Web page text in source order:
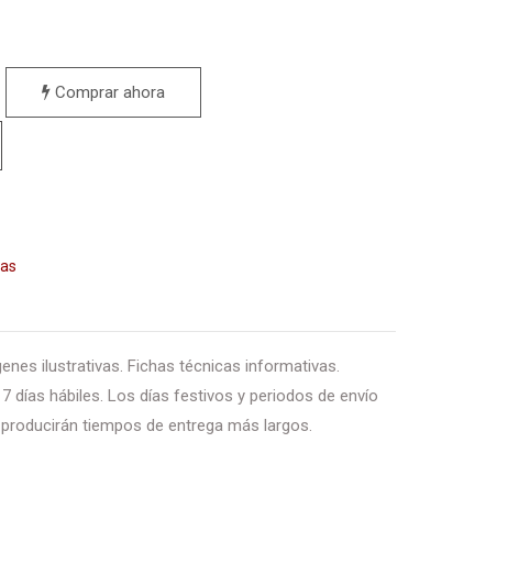
Comprar ahora
ilustrativas. Fichas técnicas informativas.
días hábiles. Los días festivos y periodos de envío
tiempos de entrega más largos.